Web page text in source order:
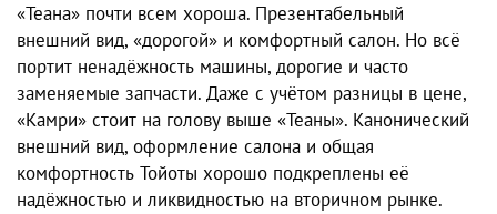
«Теана» почти всем хороша. Презентабельный
внешний вид, «дорогой» и комфортный салон. Но всё
портит ненадёжность машины, дорогие и часто
заменяемые запчасти. Даже с учётом разницы в цене,
«Камри» стоит на голову выше «Теаны». Канонический
внешний вид, оформление салона и общая
комфортность Тойоты хорошо подкреплены её
надёжностью и ликвидностью на вторичном рынке.